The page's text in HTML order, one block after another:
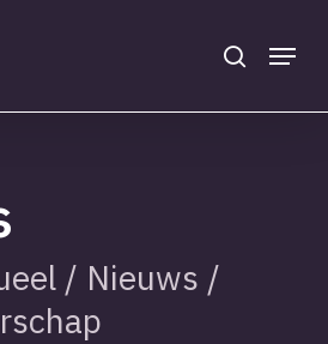
Menu
/ Nieuws /
Close